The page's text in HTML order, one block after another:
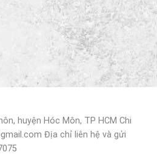
huyện Hóc Môn, TP HCM Chi
Địa chỉ liên hệ và gửi